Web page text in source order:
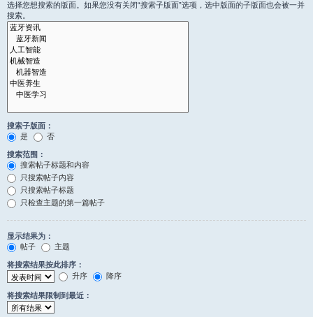
选择您想搜索的版面。如果您没有关闭“搜索子版面”选项，选中版面的子版面也会被一并
搜索。
搜索子版面：
是
否
搜索范围：
搜索帖子标题和内容
只搜索帖子内容
只搜索帖子标题
只检查主题的第一篇帖子
显示结果为：
帖子
主题
将搜索结果按此排序：
升序
降序
将搜索结果限制到最近：